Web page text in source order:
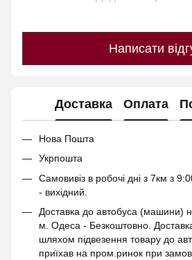
Написати
Доставка Оплата
Нова Пошта
Укрпошта
Самовивіз в робочі дні з 7км з
- вихідний.
Доставка до автобуса (машини)
м. Одеса - Безкоштовно.
шляхом підвезення товару до
приїхав на пром.ринок при